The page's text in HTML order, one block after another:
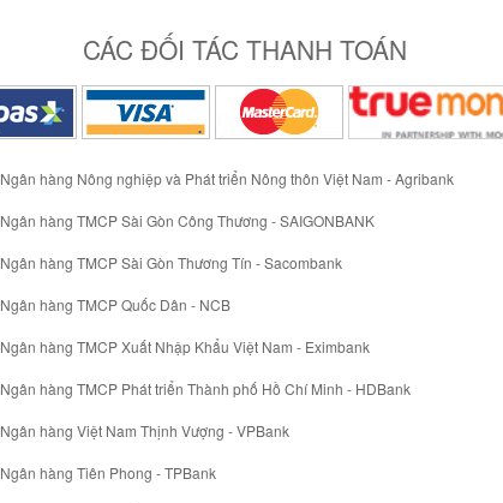
CÁC ĐỐI TÁC THANH TOÁN
Ngân hàng Nông nghiệp và Phát triển Nông thôn Việt Nam - Agribank
Ngân hàng TMCP Sài Gòn Công Thương - SAIGONBANK
Ngân hàng TMCP Sài Gòn Thương Tín - Sacombank
Ngân hàng TMCP Quốc Dân - NCB
Ngân hàng TMCP Xuất Nhập Khẩu Việt Nam - Eximbank
Ngân hàng TMCP Phát triển Thành phố Hồ Chí Minh - HDBank
Ngân hàng Việt Nam Thịnh Vượng - VPBank
Ngân hàng Tiên Phong - TPBank